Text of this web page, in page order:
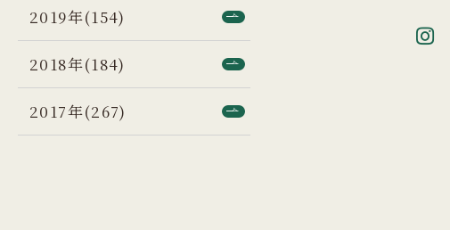
2019年(154)
2018年(184)
2017年(267)